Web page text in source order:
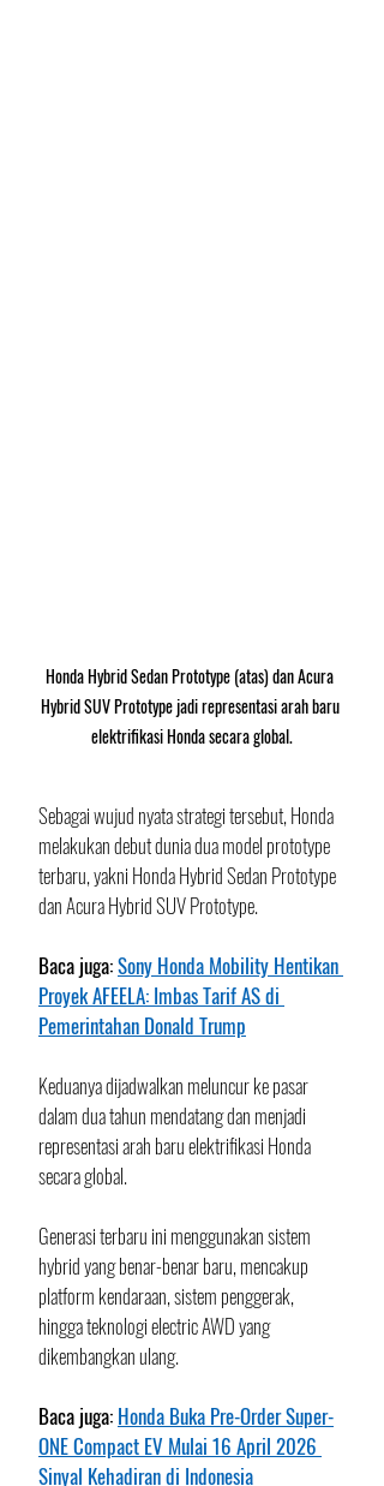
Honda Hybrid Sedan Prototype (atas) dan Acura
Hybrid SUV Prototype jadi representasi arah baru
elektrifikasi Honda secara global.
Sebagai wujud nyata strategi tersebut, Honda
melakukan debut dunia dua model prototype
terbaru, yakni Honda Hybrid Sedan Prototype
dan Acura Hybrid SUV Prototype.
Baca juga: Sony Honda Mobility Hentikan
Proyek AFEELA: Imbas Tarif AS di
Pemerintahan Donald Trump
Keduanya dijadwalkan meluncur ke pasar
dalam dua tahun mendatang dan menjadi
representasi arah baru elektrifikasi Honda
secara global.
Generasi terbaru ini menggunakan sistem
hybrid yang benar-benar baru, mencakup
platform kendaraan, sistem penggerak,
hingga teknologi electric AWD yang
dikembangkan ulang.
Baca juga: Honda Buka Pre-Order Super-
ONE Compact EV Mulai 16 April 2026
Sinyal Kehadiran di Indonesia